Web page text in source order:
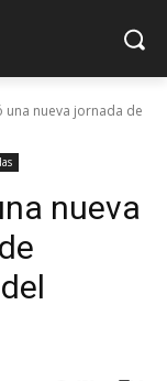
una nueva jornada de
nueva